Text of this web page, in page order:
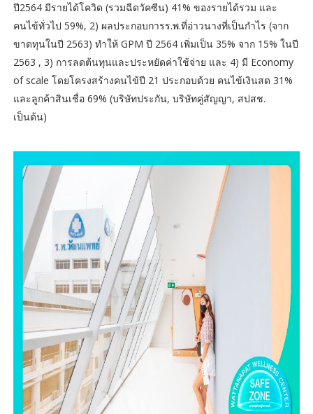
ปี2564 มีรายได้โควิด (รวมฉีดวัคซีน) 41% ของรายได้รวม และ
คนไข้ทั่วไป 59%, 2) ผลประกอบการร.พ.ที่อ่าวนางที่เป็นกำไร (จาก
ขาดทุนในปี 2563) ทำให้ GPM ปี 2564 เพิ่มเป็น 35% จาก 15% ในปี
2563 , 3) การลดต้นทุนและประหยัดค่าใช้จ่าย และ 4) มี Economy
of scale โดยโครงสร้างคนไข้ปี 21 ประกอบด้วย คนไข้เงินสด 31%
และลูกค้าสินเชื่อ 69% (บริษัทประกัน, บริษัทคู่สัญญา, สปสช.
เป็นต้น)